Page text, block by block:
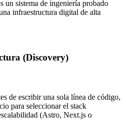
un sistema de ingeniería probado
infraestructura digital de alta
(Discovery)
de escribir una sola línea de código,
para seleccionar el stack
(Astro, Next.js o